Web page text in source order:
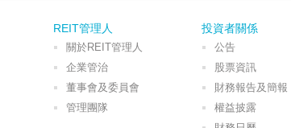
REIT管理人
關於REIT管理人
企業管治
董事會及委員會
管理團隊
投資者關係
公告
股票資訊
財務報告及簡報
權益披露